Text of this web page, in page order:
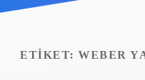
Yasal Uyarı
ETIKET: WEBER